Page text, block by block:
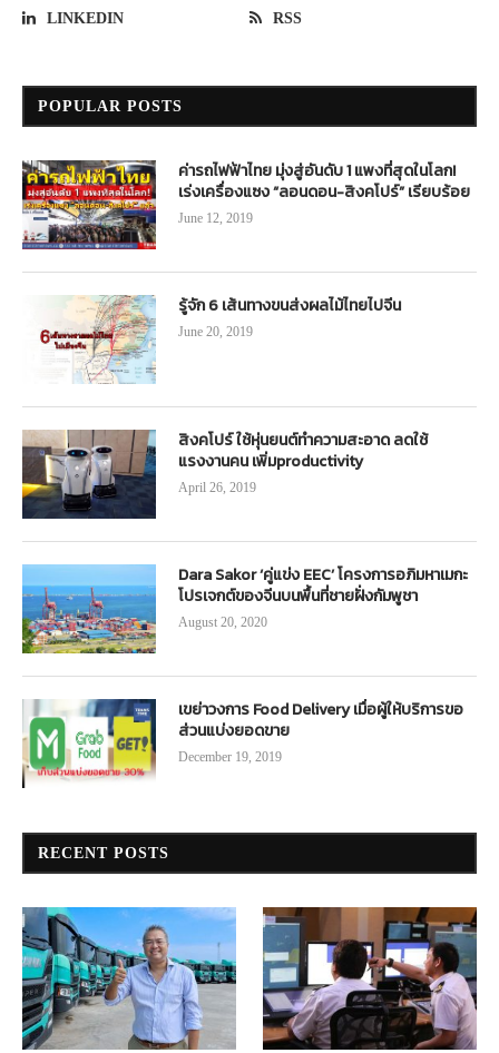
LINKEDIN RSS
POPULAR POSTS
ค่ารถไฟฟ้าไทย มุ่งสู่อันดับ 1 แพงที่สุดในโลก!
เร่งเครื่องแซง “ลอนดอน-สิงคโปร์” เรียบร้อย
June 12, 2019
รู้จัก 6 เส้นทางขนส่งผลไม้ไทยไปจีน
June 20, 2019
สิงคโปร์ ใช้หุ่นยนต์ทำความสะอาด ลดใช้
แรงงานคน เพิ่มproductivity
April 26, 2019
Dara Sakor ‘คู่แข่ง EEC’ โครงการอภิมหาเมกะ
โปรเจกต์ของจีนบนพื้นที่ชายฝั่งกัมพูชา
August 20, 2020
เขย่าวงการ Food Delivery เมื่อผู้ให้บริการขอ
ส่วนแบ่งยอดขาย
December 19, 2019
RECENT POSTS